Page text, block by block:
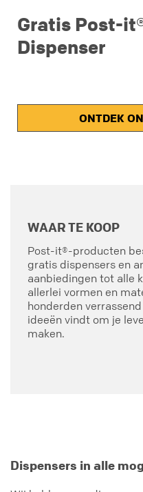
Gratis Post-
Dispenser
ONTDEK
WAAR TE KOOP
Post-it®-producten
gratis dispensers en
aanbiedingen tot alle
allerlei vormen en
honderden
ideeën vindt om je
maken.
Dispensers in alle